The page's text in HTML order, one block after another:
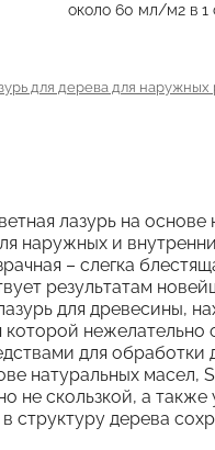
около 60 мл/м2 в 1
для дерева для наружных
лазурь на основе
наружных и
– слегка
результатам
для древесины,
которой
для обработки
натуральных масел,
не скользкой, а
структуру дерева